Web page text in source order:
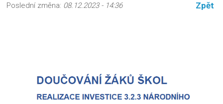
Poslední změna: 08.12.2023 - 14:36 Zpět